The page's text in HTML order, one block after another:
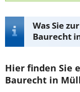
Was Sie
Baurecht
Hier finden Sie
Baurecht in